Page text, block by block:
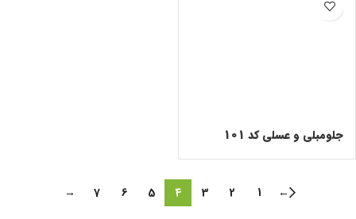
جلومبلی و عسلی کد 101
←
1
2
3
4
5
6
7
→